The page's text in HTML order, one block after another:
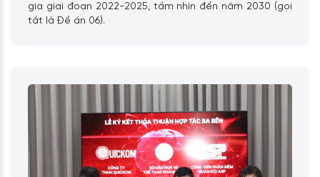
gia giai đoạn 2022-2025, tầm nhìn đến năm 2030 (gọi
tắt là Đề án 06).